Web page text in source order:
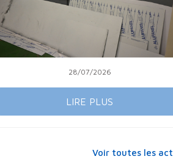
28/07/2026
LIRE PLUS
Voir toutes les